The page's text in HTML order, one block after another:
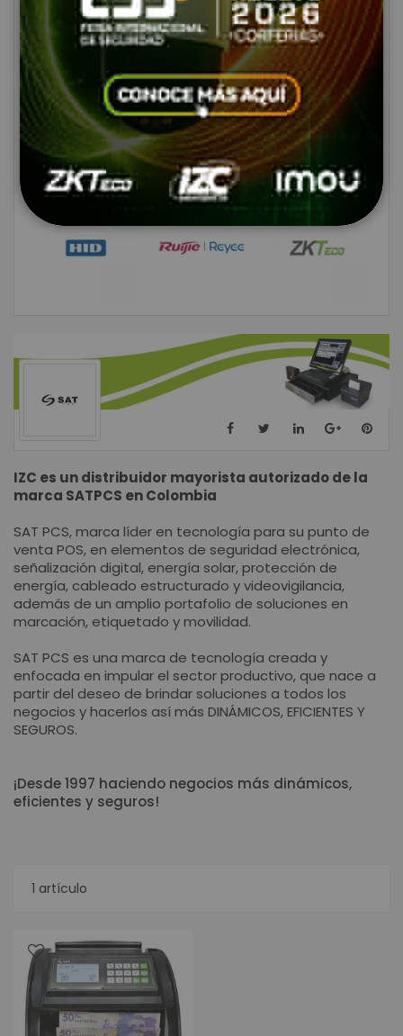
IZC es un distribuidor mayorista autorizado de la
marca SATPCS en Colombia
SAT PCS, marca líder en tecnología para su punto de
venta POS, en elementos de seguridad electrónica,
señalización digital, energía solar, protección de
energía, cableado estructurado y videovigilancia,
además de un amplio portafolio de soluciones en
marcación, etiquetado y movilidad.
SAT PCS es una marca de tecnología creada y
enfocada en impular el sector productivo, que nace a
partir del deseo de brindar soluciones a todos los
negocios y hacerlos así más DINÁMICOS, EFICIENTES Y
SEGUROS.
¡Desde 1997 haciendo negocios más dinámicos,
eficientes y seguros!
1 artículo